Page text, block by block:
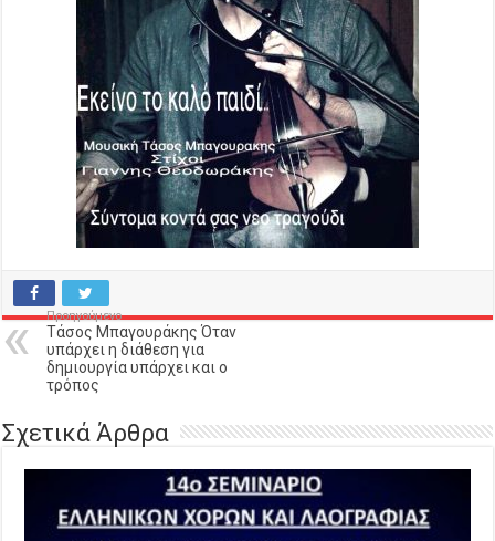
Προηγούμενο
Τάσος Μπαγουράκης Όταν
υπάρχει η διάθεση για
δημιουργία υπάρχει και ο
τρόπος
Σχετικά Άρθρα